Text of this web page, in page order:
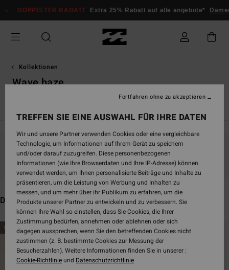
zur
Auswahl
springen
RABATT Extra 25% Rabatt auf alle angebote* Damen
Kollektionen
Wave haze
Bleib dabei, die Produkte sind bald wieder da
Das könnte dir auch gefallen
Direkt
zu
Filterkriterien
springen
Überspringen
und
filtern
BRANDNEU BRANDNEU
TREFFEN SIE EINE AUSWAHL FÜR IHRE DATEN
Wir und unsere Partner verwenden Cookies oder eine vergleichbare
Technologie, um Informationen auf Ihrem Gerät zu speichern
und/oder darauf zuzugreifen. Diese personenbezogenen
Informationen (wie Ihre Browserdaten und Ihre IP-Adresse) können
verwendet werden, um Ihnen personalisierte Beiträge und Inhalte zu
präsentieren, um die Leistung von Werbung und Inhalten zu
messen, und um mehr über ihr Publikum zu erfahren, um die
Produkte unserer Partner zu entwickeln und zu verbessern. Sie
können Ihre Wahl so einstellen, dass Sie Cookies, die Ihrer
Zustimmung bedürfen, annehmen oder ablehnen oder sich
dagegen aussprechen, wenn Sie den betreffenden Cookies nicht
zustimmen (z. B. bestimmte Cookies zur Messung der
Besucherzahlen). Weitere Informationen finden Sie in unserer :
Cookie-Richtlinieund Datenschutzrichtlinie
Fortfahren ohne zu akzeptieren